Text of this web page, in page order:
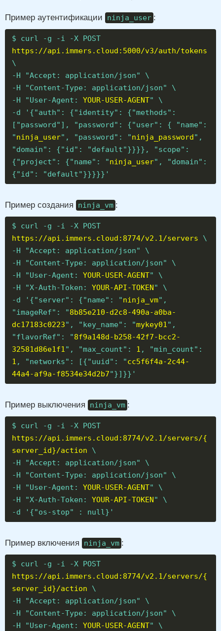
Пример аутентификации ninja_user :
$ curl -g -i -X POST
https://api.immers.cloud:5000/v3/auth/tokens
\
-H "Accept: application/json" \
-H "Content-Type: application/json" \
-H "User-Agent: YOUR-USER-AGENT" \
-d '{"auth": {"identity": {"methods":
["password"], "password": {"user": { "name":
"ninja_user", "password": "ninja_password",
"domain": {"id": "default"}}}}, "scope":
{"project": {"name": "ninja_user", "domain":
{"id": "default"}}}}}'
Пример создания ninja_vm :
$ curl -g -i -X POST
https://api.immers.cloud:8774/v2.1/servers \
-H "Accept: application/json" \
-H "Content-Type: application/json" \
-H "User-Agent: YOUR-USER-AGENT" \
-H "X-Auth-Token: YOUR-API-TOKEN" \
-d '{"server": {"name": "ninja_vm",
"imageRef": "8b85e210-d2c8-490a-a0ba-
dc17183c0223", "key_name": "mykey01",
"flavorRef": "8f9a148d-b258-42f7-bcc2-
32581d86e1f1", "max_count": 1 , "min_count":
1 , "networks": [{"uuid": "cc5f6f4a-2c44-
44a4-af9a-f8534e34d2b7"}]}}'
Пример выключения ninja_vm :
$ curl -g -i -X POST
https://api.immers.cloud:8774/v2.1/servers/{
server_id}/action \
-H "Accept: application/json" \
-H "Content-Type: application/json" \
-H "User-Agent: YOUR-USER-AGENT" \
-H "X-Auth-Token: YOUR-API-TOKEN" \
-d '{"os-stop" : null}'
Пример включения ninja_vm :
$ curl -g -i -X POST
https://api.immers.cloud:8774/v2.1/servers/{
server_id}/action \
-H "Accept: application/json" \
-H "Content-Type: application/json" \
-H "User-Agent: YOUR-USER-AGENT" \